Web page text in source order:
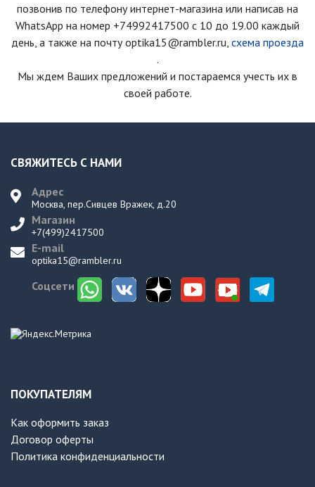
позвонив по телефону интернет-магазина или написав на
WhatsApp на номер +74992417500 с 10 до 19.00 каждый
день, а также на почту optika15@rambler.ru, схема проезда
.
Мы ждем Ваших предложений и постараемся учесть их в
своей работе.
СВЯЖИТЕСЬ С НАМИ
Адрес
Москва, пер.Сивцев Вражек, д.20
Магазин
+7(499)2417500
E-mail
optika15@rambler.ru
Соцсети
ПОКУПАТЕЛЯМ
Как оформить заказ
Договор оферты
Политика конфиденциальности